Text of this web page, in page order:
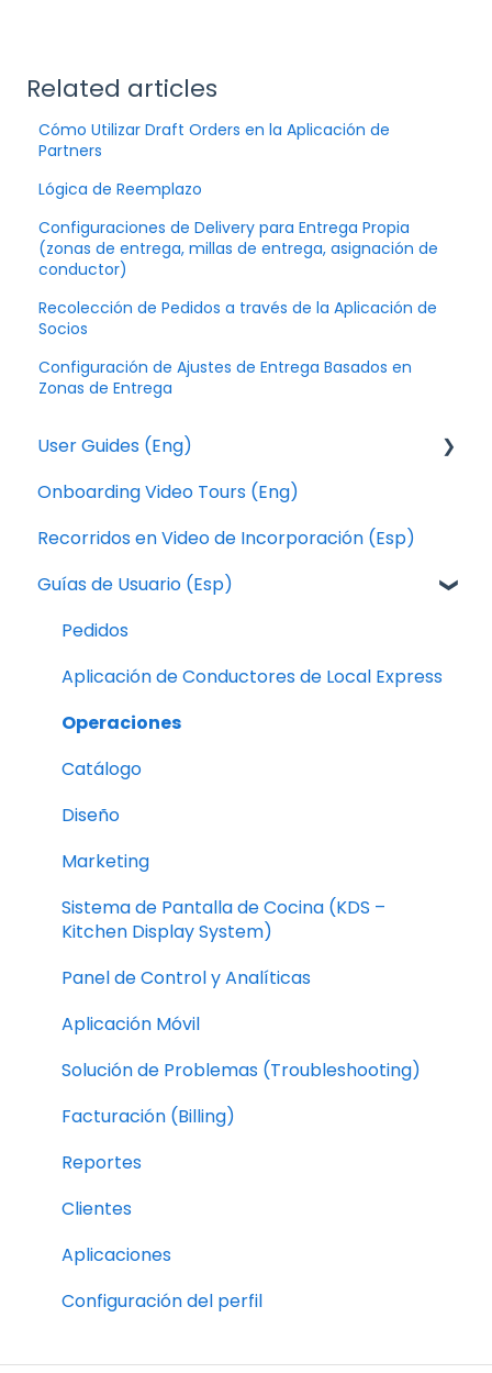
Related articles
Cómo Utilizar Draft Orders en la Aplicación de
Partners
Lógica de Reemplazo
Configuraciones de Delivery para Entrega Propia
(zonas de entrega, millas de entrega, asignación de
conductor)
Recolección de Pedidos a través de la Aplicación de
Socios
Configuración de Ajustes de Entrega Basados en
Zonas de Entrega
User Guides (Eng)
Orders
Local Express Drivers App
Operation
Catalog
Design
Marketing
Kitchen Display System (KDS)
Dashboard and Analytics
Mobile Application
Troubleshooting
Onboarding Video Tours (Eng)
Recorridos en Video de Incorporación (Esp)
Guías de Usuario (Esp)
Pedidos
Aplicación de Conductores de Local Express
Operaciones
Catálogo
Diseño
Marketing
Sistema de Pantalla de Cocina (KDS –
Kitchen Display System)
Panel de Control y Analíticas
Aplicación Móvil
Solución de Problemas (Troubleshooting)
Facturación (Billing)
Reportes
Clientes
Aplicaciones
Configuración del perfil